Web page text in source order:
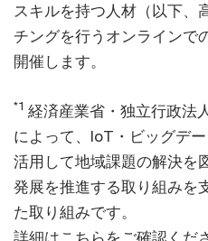
スキルを持つ人材（以下、
チングを行うオンラインで
開催します。
*1 経済産業省・独立行政法
によって、IoT・ビッグデ
活用して地域課題の解決を
発展を推進する取り組みを
た取り組みです。
詳細はこちらをご確認くだ